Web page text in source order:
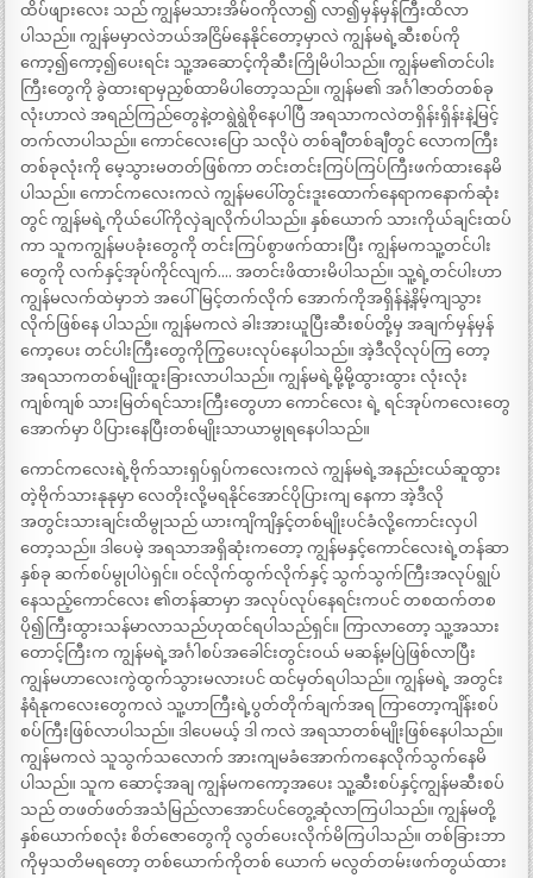
ထိပ်ဖျားလေး သည် ကျွန်မသားအိမ်ဝကိုလာ၍ လာ၍မှန်မှန်ကြီးထိလာ
ပါသည်။ ကျွန်မမှာလဲဘယ်အငြိမ်နေနိုင်တော့မှာလဲ ကျွန်မရဲ့ဆီးစပ်ကို
ကော့၍ကော့၍ပေးရင်း သူ့အဆောင့်ကိုဆီးကြိုမိပါသည်။ ကျွန်မ၏တင်ပါး
ကြီးတွေကို ခွဲထားရာမှညှစ်ထာမိပါတော့သည်။ ကျွန်မ၏ အင်္ဂါဇာတ်တစ်ခု
လုံးဟာလဲ အရည်ကြည်တွေနဲ့တရွဲရွဲစိုနေပါပြီ အရသာကလဲတရှိန်းရှိန်းနဲ့မြင့်
တက်လာပါသည်။ ကောင်လေးပြော သလိုပဲ တစ်ချီတစ်ချီတွင် လောကကြီး
တစ်ခုလုံးကို မေ့သွားမတတ်ဖြစ်ကာ တင်းတင်းကြပ်ကြပ်ကြီးဖက်ထားနေမိ
ပါသည်။ ကောင်ကလေးကလဲ ကျွန်မပေါ်တွင်းဒူးထောက်နေရာကနောက်ဆုံး
တွင် ကျွန်မရဲ့ကိုယ်ပေါ်ကိုလှဲချလိုက်ပါသည်။ နှစ်ယောက် သားကိုယ်ချင်းထပ်
ကာ သူကကျွန်မပခုံးတွေကို တင်းကြပ်စွာဖက်ထားပြီး ကျွန်မကသူ့တင်ပါး
တွေကို လက်နှင့်အုပ်ကိုင်လျက်…. အတင်းဖိထားမိပါသည်။ သူ့ရဲ့တင်ပါးဟာ
ကျွန်မလက်ထဲမှာဘဲ အပေါ်မြင့်တက်လိုက် အောက်ကိုအရှိန်နဲ့နိမ့်ကျသွား
လိုက်ဖြစ်နေ ပါသည်။ ကျွန်မကလဲ ခါးအားယူပြီးဆီးစပ်တို့မှ အချက်မှန်မှန်
ကော့ပေး တင်ပါးကြီးတွေကိုကြွပေးလုပ်နေပါသည်။ အဲ့ဒီလိုလုပ်ကြ တော့
အရသာကတစ်မျိုးထူးခြားလာပါသည်။ ကျွန်မရဲ့မို့မို့ထွားထွား လုံးလုံး
ကျစ်ကျစ် သားမြတ်ရင်သားကြီးတွေဟာ ကောင်လေး ရဲ့ ရင်အုပ်ကလေးတွေ
အောက်မှာ ပိပြားနေပြီးတစ်မျိုးသာယာမွုရနေပါသည်။
ကောင်ကလေးရဲ့ဗိုက်သားရှပ်ရှပ်ကလေးကလဲ ကျွန်မရဲ့အနည်းငယ်ဆူထွား
တဲ့ဗိုက်သားနုနုမှာ လေတိုးလို့မရနိုင်အောင်ပိုပြားကျ နေကာ အဲ့ဒီလို
အတွင်းသားချင်းထိမွုသည် ယားကျိကျိနှင့်တစ်မျိုးပင်ခံလို့ကောင်းလှပါ
တော့သည်။ ဒါပေမဲ့ အရသာအရှိဆုံးကတော့ ကျွန်မနှင့်ကောင်လေးရဲ့တန်ဆာ
နှစ်ခု ဆက်စပ်မွုပါပဲရှင်။ ဝင်လိုက်ထွက်လိုက်နှင့် သွက်သွက်ကြီးအလုပ်ရွုပ်
နေသည့်ကောင်လေး ၏တန်ဆာမှာ အလုပ်လုပ်နေရင်းကပင် တစထက်တစ
ပို၍ကြီးထွားသန်မာလာသည်ဟုထင်ရပါသည်ရှင်။ ကြာလာတော့ သူ့အသား
တောင့်ကြီးက ကျွန်မရဲ့အင်္ဂါစပ်အခေါင်းတွင်းဝယ် မဆန့်မပြဲဖြစ်လာပြီး
ကျွန်မဟာလေးကွဲထွက်သွားမလားပင် ထင်မှတ်ရပါသည်။ ကျွန်မရဲ့ အတွင်း
နံရံနုကလေးတွေကလဲ သူ့ဟာကြီးရဲ့ပွတ်တိုက်ချက်အရ ကြာတော့ကျိန်းစပ်
စပ်ကြီးဖြစ်လာပါသည်။ ဒါပေမယ့် ဒါ ကလဲ အရသာတစ်မျိုးဖြစ်နေပါသည်။
ကျွန်မကလဲ သူသွက်သလောက် အားကျမခံအောက်ကနေလိုက်သွက်နေမိ
ပါသည်။ သူက ဆောင့်အချ ကျွန်မကကော့အပေး သူ့ဆီးစပ်နှင့်ကျွန်မဆီးစပ်
သည် တဖတ်ဖတ်အသံမြည်လာအောင်ပင်တွေ့ဆုံလာကြပါသည်။ ကျွန်မတို့
နှစ်ယောက်စလုံး စိတ်ဇောတွေကို လွတ်ပေးလိုက်မိကြပါသည်။ တစ်ခြားဘာ
ကိုမှသတိမရတော့ တစ်ယောက်ကိုတစ် ယောက် မလွတ်တမ်းဖက်တွယ်ထား